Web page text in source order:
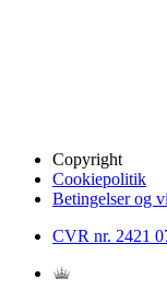
Copyright
Cookiepolitik
Betingelser og
CVR nr. 2421